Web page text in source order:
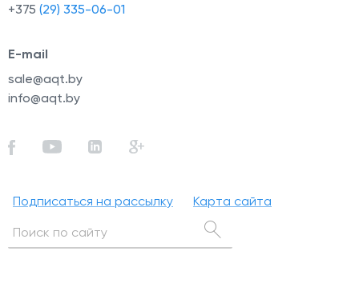
+375 (29) 335-06-01
E-mail
sale@aqt.by
info@aqt.by
Подписаться на рассылку Карта сайта